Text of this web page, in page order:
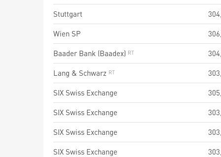
Stuttgart
Wien SP
Baader Bank (Baadex)
Lang & Schwarz
SIX Swiss Exchange
SIX Swiss Exchange
SIX Swiss Exchange
SIX Swiss Exchange